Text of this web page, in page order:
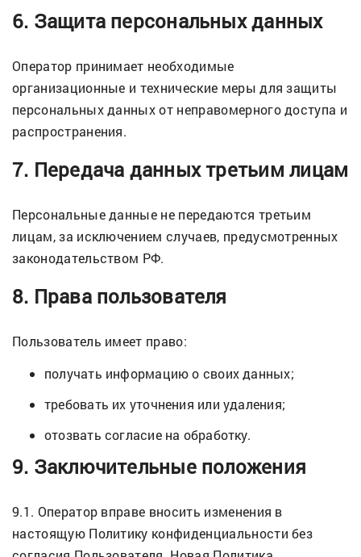
6. Защита персональных данных
Оператор принимает необходимые
организационные и технические меры для защиты
персональных данных от неправомерного доступа и
распространения.
7. Передача данных третьим лицам
Персональные данные не передаются третьим
лицам, за исключением случаев, предусмотренных
законодательством РФ.
8. Права пользователя
Пользователь имеет право:
получать информацию о своих данных;
требовать их уточнения или удаления;
отозвать согласие на обработку.
9. Заключительные положения
9.1. Оператор вправе вносить изменения в
настоящую Политику конфиденциальности без